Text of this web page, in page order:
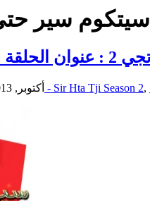
سيتكوم سير
8 أكتوبر, 2013 سيتكوم سير حتى تجي 2 - Sir Hta Tji Season 2,